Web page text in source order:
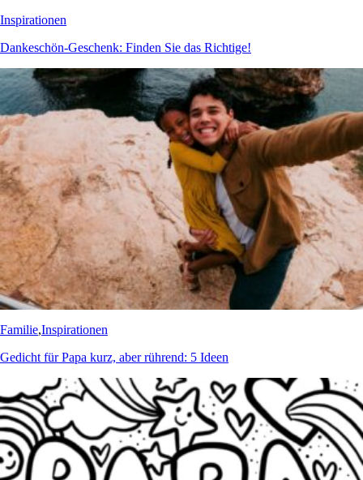
Inspirationen
Dankeschön-Geschenk: Finden Sie das Richtige!
Familie,Inspirationen
Gedicht für Papa kurz, aber rührend: 5 Ideen